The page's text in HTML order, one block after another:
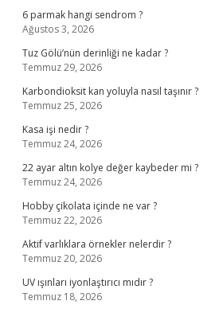
6 parmak hangi sendrom ?
Ağustos 3, 2026
Tuz Gölü’nün derinliği ne kadar ?
Temmuz 29, 2026
Karbondioksit kan yoluyla nasıl taşınır ?
Temmuz 25, 2026
Kasa işi nedir ?
Temmuz 24, 2026
22 ayar altın kolye değer kaybeder mi ?
Temmuz 24, 2026
Hobby çikolata içinde ne var ?
Temmuz 22, 2026
Aktif varlıklara örnekler nelerdir ?
Temmuz 20, 2026
UV ışınları iyonlaştırıcı mıdır ?
Temmuz 18, 2026